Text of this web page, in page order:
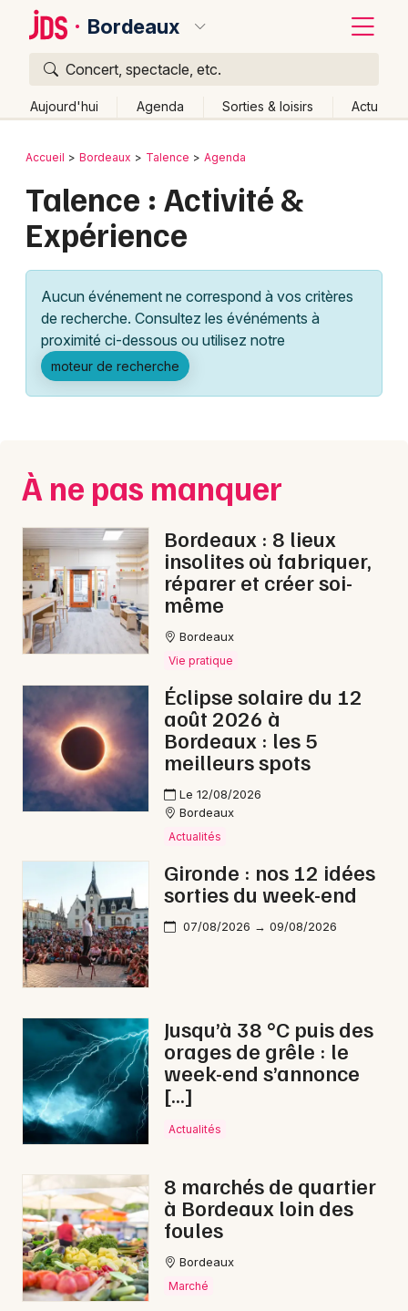
Bordeaux
Concert, spectacle, etc.
Aujourd'hui Agenda Sorties & loisirs Actu
Publier un événement
Grands événements
Activité & Expérience
Manifestations
Foires & salons
Concerts
Sports
Soirées
Sorties famille
Sorties & loisirs
Activité & Expérience en Gironde
Activité & Expérience en Aquitaine
Activité & Expérience en Nouvelle-Aquitaine
Newsletter des sorties
Actus à Bordeaux
Magazine à Bordeaux
33 - Gironde
Choisir mes départements
Bordeaux
Colmar
Lille
Lyon
Marseille
Mulhouse
Nice
Paris
Strasbourg
Toulouse
Toutes les villes
Retour
Accueil Bordeaux Talence Agenda
Talence : Activité &
Expérience
Aucun événement ne correspond à vos critères
de recherche. Consultez les événéments à
proximité ci-dessous ou utilisez notre
moteur de recherche
À ne pas manquer
Bordeaux : 8 lieux
insolites où fabriquer,
réparer et créer soi-
même
Bordeaux
Vie pratique
Éclipse solaire du 12
août 2026 à
Bordeaux : les 5
meilleurs spots
Le 12/08/2026
Bordeaux
Actualités
Gironde : nos 12 idées
sorties du week-end
07/08/2026 → 09/08/2026
Jusqu’à 38 °C puis des
orages de grêle : le
week-end s’annonce
[…]
Actualités
8 marchés de quartier
à Bordeaux loin des
foules
Bordeaux
Marché
Quoi ?
Où ?
Partout
Près de moi Changer de lieu
Quand ?
Aujourd'hui
Demain Ce week-end Autre